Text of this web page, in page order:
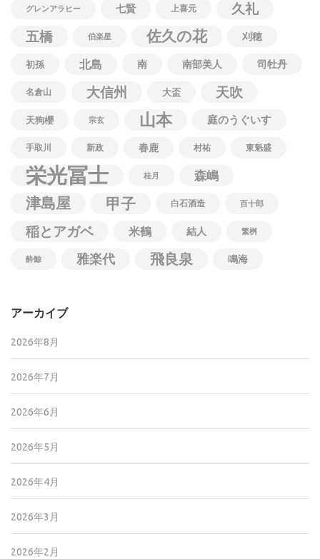
グレンアラヒー 七賢 上喜元
久礼
五橋
伯楽星 佐久の花 刈穂
初孫 北島 南 南部美人 司牡丹
名倉山 大信州 大盃 天吹
天狗櫻 宗玄 山本 庭のうぐいす
手取川 新政 春鹿 村祐 東魁盛
栄光冨士 桂月 森嶋
津島屋 甲子 白石酒造 百十郎
稲とアガベ 米鶴 結人 繁桝
酔鯨 雅楽代 飛良泉 鳴海
アーカイブ
2026年8月
2026年7月
2026年6月
2026年5月
2026年4月
2026年3月
2026年2月